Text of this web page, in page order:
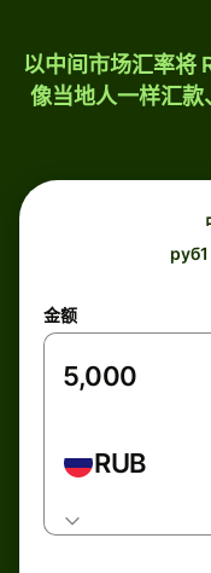
以中间市场汇率将
像当地人一样汇款
金额
RUB